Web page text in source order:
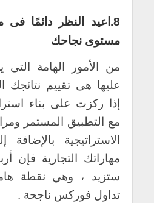
8.اعيد النظر دائمًا
مستوى نجاحك
من الأمور الهامة
عليها هى تقييم نتائجك
إذا ركزت على بناء
مع التطبيق المستمر
الاستراتيجية
مهاراتك التجارية فإن
ستزيد ، وهي نقطة
تداول فوركس ناجحة .